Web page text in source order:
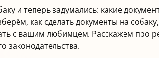
и теперь задумались: какие
как сделать документы на
с вашим любимцем. Расскажем про
законодательства.